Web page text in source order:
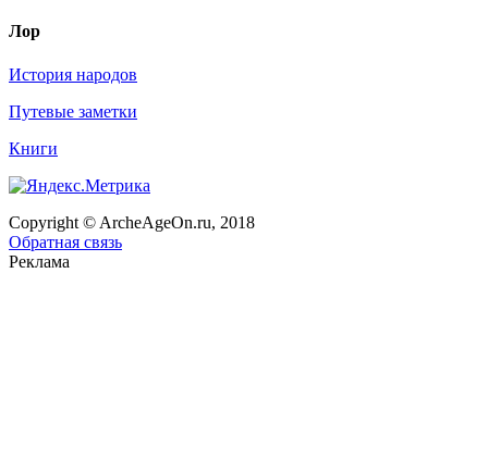
Лор
История народов
Путевые заметки
Книги
Copyright © ArcheAgeOn.ru, 2018
Обратная связь
Реклама